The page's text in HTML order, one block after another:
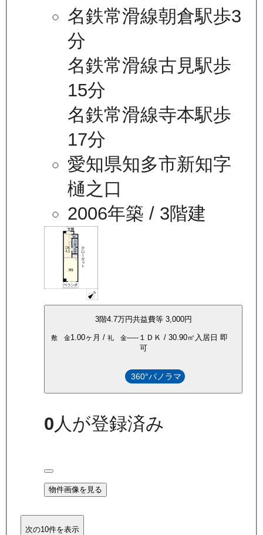
名鉄常滑線朝倉駅歩3
分
名鉄常滑線古見駅歩
15分
名鉄常滑線寺本駅歩
17分
愛知県知多市新知字
樋之口
2006年築 / 3階建
3階4.7万円共益費等 3,000円
敷 金1.00ヶ月 / 礼 金----- １ＤＫ / 30.90㎡ 入居日 即
可
360°パノラマ
0 人が登録済み
物件画像を見る
次の10件を表示